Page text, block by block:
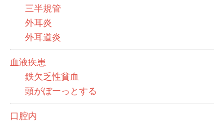
三半規管
外耳炎
外耳道炎
血液疾患
鉄欠乏性貧血
頭がぼーっとする
口腔内